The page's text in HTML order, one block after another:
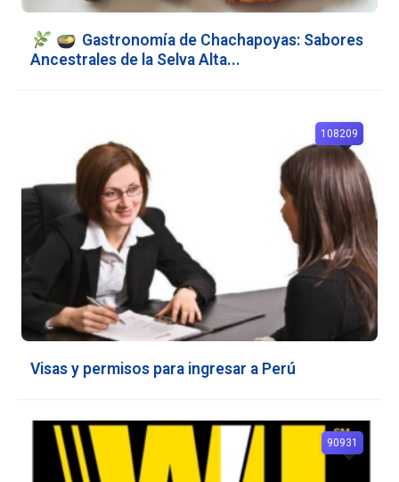
Gastronomía de Chachapoyas: Sabores
Ancestrales de la Selva Alta...
Visas y permisos para ingresar a Perú
108209
90931